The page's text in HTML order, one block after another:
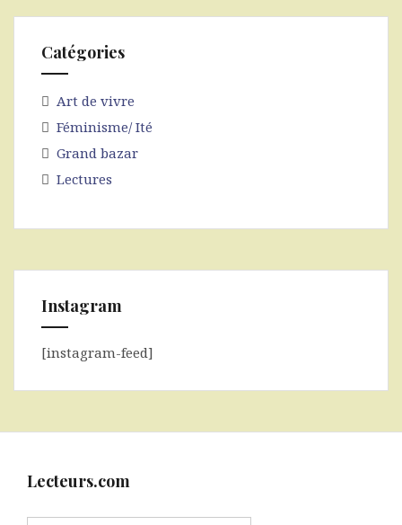
Catégories
Art de vivre
Féminisme/ Ité
Grand bazar
Lectures
Instagram
[instagram-feed]
Lecteurs.com